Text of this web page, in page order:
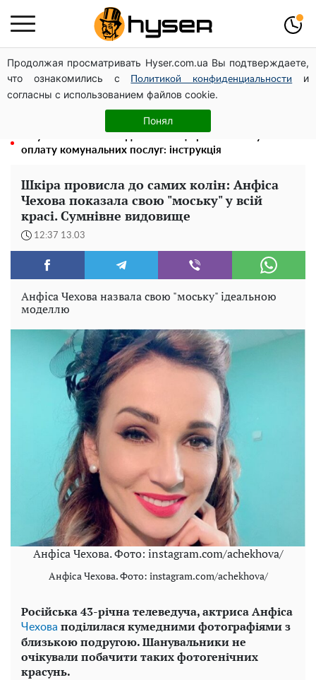
Продолжая просматривать Hyser.com.ua Вы подтверждаете,
что ознакомились с
Политикой конфиденциальности
и
согласны с использованием файлов cookie.
Понял
На Подолі обговорили розвиток реабілітації та
рекреації
Повністю гола Анна Трінчер блиснула "принадами":
таких розмірів ви ще не бачили
оплату комунальних послуг: інструкція
Шкіра провисла до самих колін: Анфіса
Чехова показала свою "моську" у всій
красі. Сумнівне видовище
12:37 13.03
Анфіса Чехова назвала свою "моську" ідеальною
моделлю
Анфіса Чехова. Фото: instagram.com/achekhova/
Анфіса Чехова. Фото: instagram.com/achekhova/
Російська 43-річна телеведуча, актриса Анфіса
Чехова поділилася кумедними фотографіями з
близькою подругою. Шанувальники не
очікували побачити таких фотогенічних
красунь.